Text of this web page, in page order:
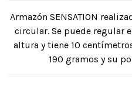
Armazón SENSATION
circular. Se puede regular
altura y tiene 10
190 gramos y su